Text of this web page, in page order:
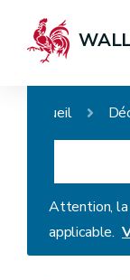
Accueil
Attention, la
applicable.